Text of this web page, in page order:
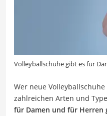
Volleyballschuhe gibt es für
Wer neue
zahlreichen Arten und
für Damen und für Herren